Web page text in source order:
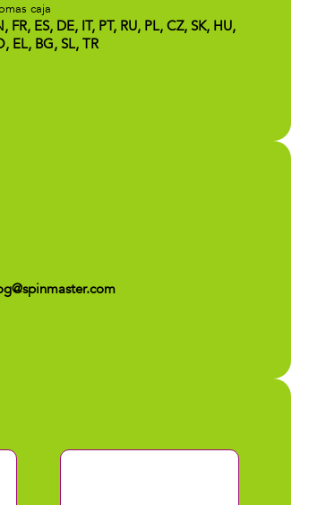
caja
FR, ES, DE, IT, PT, RU, PL, CZ, SK, HU,
EL, BG, SL, TR